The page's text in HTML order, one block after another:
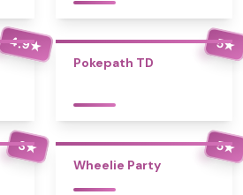
4.9★ 5★
Pokepath TD
3★ 5★
Wheelie Party